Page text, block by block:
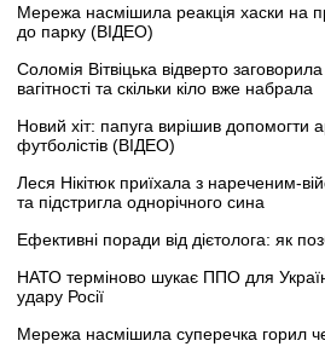
Мережа насмішила реакція хаски на
до парку (ВІДЕО)
Соломія Вітвіцька відверто
вагітності та скільки кіло вже набрала
Новий хіт: папуга вирішив допомогти
футболістів (ВІДЕО)
Леся Нікітюк приїхала з нареченим-
та підстригла однорічного сина
Ефективні поради від дієтолога: як
НАТО терміново шукає ППО для
удару Росії
Мережа насмішила суперечка горил